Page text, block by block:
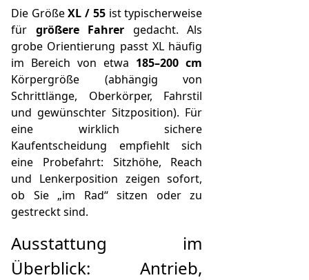
Die GrößeXL / 55ist typischerweise
für größere Fahrer gedacht. Als
grobe Orientierung passt XL häufig
im Bereich von etwa 185–200 cm
Körpergröße (abhängig von
Schrittlänge, Oberkörper, Fahrstil
und gewünschter Sitzposition). Für
eine wirklich sichere
Kaufentscheidung empfiehlt sich
eine Probefahrt: Sitzhöhe, Reach
und Lenkerposition zeigen sofort,
ob Sie „im Rad“ sitzen oder zu
gestreckt sind.
Ausstattung im
Überblick: Antrieb,